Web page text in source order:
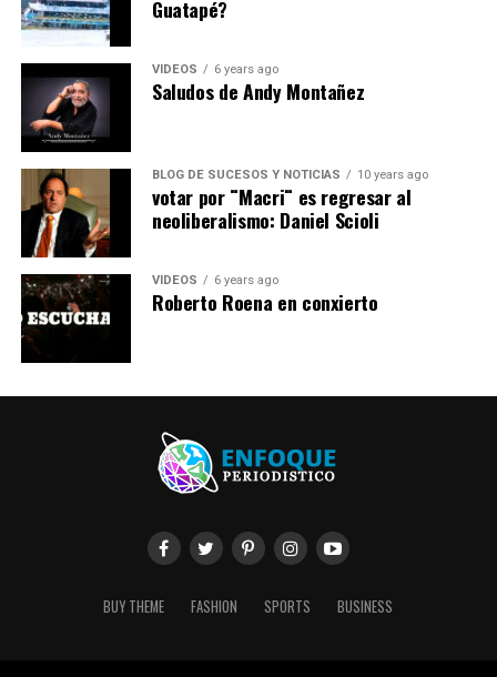
Guatapé?
VIDEOS 6 years ago
Saludos de Andy Montañez
BLOG DE SUCESOS Y NOTICIAS 10 years ago
votar por ¨Macri¨ es regresar al
neoliberalismo: Daniel Scioli
VIDEOS 6 years ago
Roberto Roena en conxierto
BUY THEME FASHION SPORTS BUSINESS